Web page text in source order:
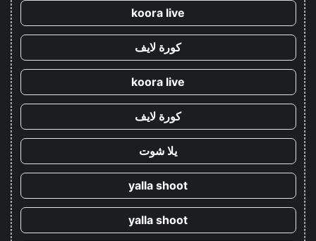
koora live
كورة لايف
koora live
كورة لايف
يلا شوت
yalla shoot
yalla shoot